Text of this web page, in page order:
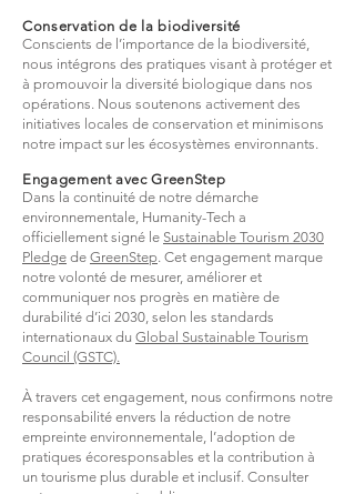
Conservation de la biodiversité
Conscients de l’importance de la biodiversité,
nous intégrons des pratiques visant à protéger et
à promouvoir la diversité biologique dans nos
opérations. Nous soutenons activement des
initiatives locales de conservation et minimisons
notre impact sur les écosystèmes environnants.
Engagement avec GreenStep
Dans la continuité de notre démarche
environnementale, Humanity-Tech a
officiellement signé le Sustainable Tourism 2030
Pledge de GreenStep. Cet engagement marque
notre volonté de mesurer, améliorer et
communiquer nos progrès en matière de
durabilité d’ici 2030, selon les standards
internationaux du Global Sustainable Tourism
Council (GSTC).
À travers cet engagement, nous confirmons notre
responsabilité envers la réduction de notre
empreinte environnementale, l’adoption de
pratiques écoresponsables et la contribution à
un tourisme plus durable et inclusif. ​Consulter